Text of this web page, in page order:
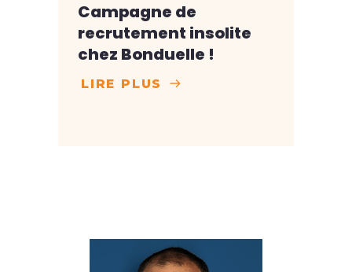
Campagne de
recrutement insolite
chez Bonduelle !
LIRE PLUS